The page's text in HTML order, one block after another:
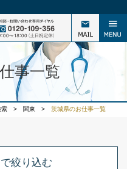
事一覧
索 > 関東 > 茨城県のお仕事一覧
で絞り込む